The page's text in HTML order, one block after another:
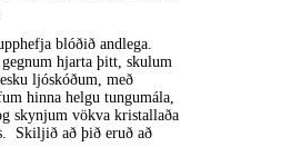
blóðið andlega.
hjarta þitt, skulum
ljóskóðum, með
hinna helgu tungumála,
skynjum vökva kristallaða
Skiljið að þið eruð að